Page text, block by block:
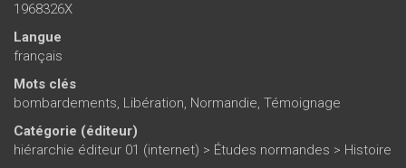
1968326X
Langue
français
Mots clés
bombardements, Libération, Normandie, Témoignage
Catégorie (éditeur)
hiérarchie éditeur 01 (internet) > Études normandes > Histoire